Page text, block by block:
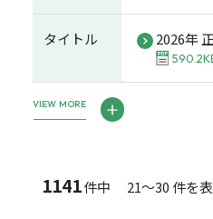
タイトル 2026年
VIEW MORE
1141件中 21～30 件を